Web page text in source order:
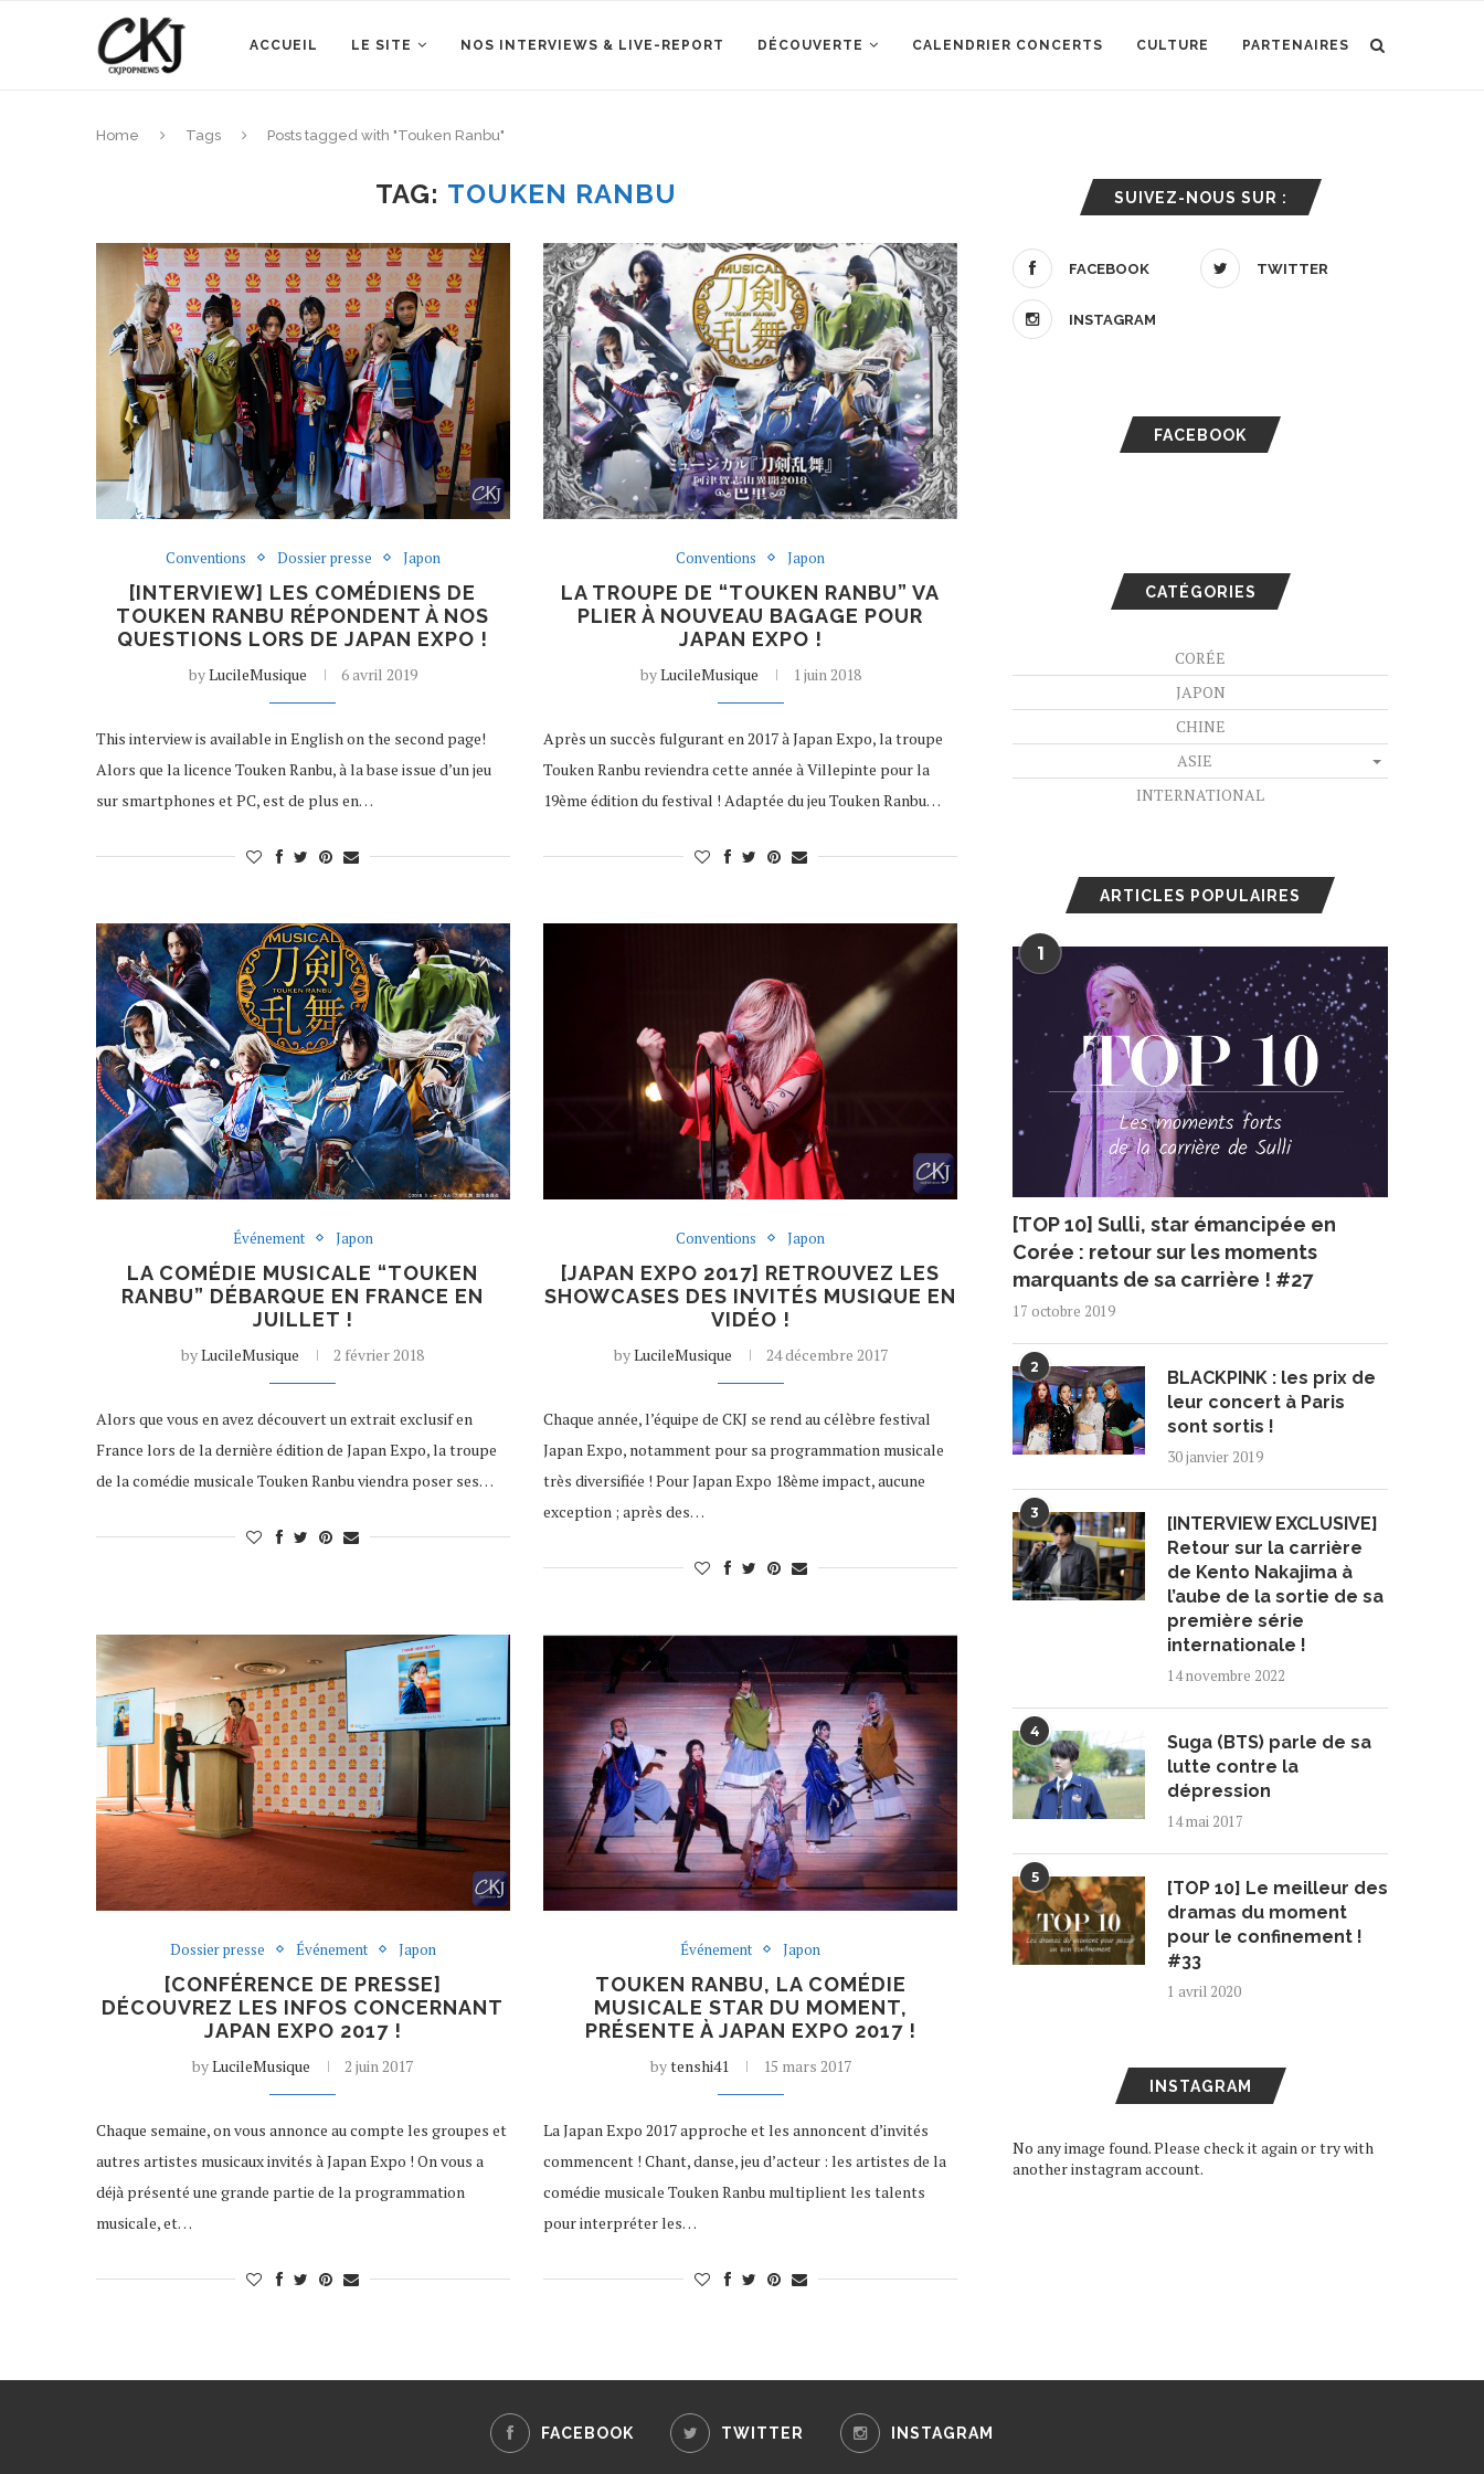
ACCUEIL LE SITE NOS INTERVIEWS & LIVE-REPORT DÉCOUVERTE CALENDRIER CONCERTS CULTURE PARTENAIRES
Home Tags Posts tagged with "Touken Ranbu"
TAG: TOUKEN RANBU
Conventions Dossier presse Japon
[INTERVIEW] LES COMÉDIENS DE
TOUKEN RANBU RÉPONDENT À NOS
QUESTIONS LORS DE JAPAN EXPO !
byLucileMusique 6 avril 2019
This interview is available in English on the second page!
Alors que la licence Touken Ranbu, à la base issue d’un jeu
sur smartphones et PC, est de plus en…
Conventions Japon
LA TROUPE DE “TOUKEN RANBU” VA
PLIER À NOUVEAU BAGAGE POUR
JAPAN EXPO !
byLucileMusique 1 juin 2018
Après un succès fulgurant en 2017 à Japan Expo, la troupe
Touken Ranbu reviendra cette année à Villepinte pour la
19ème édition du festival ! Adaptée du jeu Touken Ranbu…
Événement Japon
LA COMÉDIE MUSICALE “TOUKEN
RANBU” DÉBARQUE EN FRANCE EN
JUILLET !
byLucileMusique 2 février 2018
Alors que vous en avez découvert un extrait exclusif en
France lors de la dernière édition de Japan Expo, la troupe
de la comédie musicale Touken Ranbu viendra poser ses…
Conventions Japon
[JAPAN EXPO 2017] RETROUVEZ LES
SHOWCASES DES INVITÉS MUSIQUE EN
VIDÉO !
byLucileMusique 24 décembre 2017
Chaque année, l’équipe de CKJ se rend au célèbre festival
Japan Expo, notamment pour sa programmation musicale
très diversifiée ! Pour Japan Expo 18ème impact, aucune
exception ; après des…
Dossier presse Événement Japon
[CONFÉRENCE DE PRESSE]
DÉCOUVREZ LES INFOS CONCERNANT
JAPAN EXPO 2017 !
byLucileMusique 2 juin 2017
Chaque semaine, on vous annonce au compte les groupes et
autres artistes musicaux invités à Japan Expo ! On vous a
déjà présenté une grande partie de la programmation
musicale, et…
Événement Japon
TOUKEN RANBU, LA COMÉDIE
MUSICALE STAR DU MOMENT,
PRÉSENTE À JAPAN EXPO 2017 !
bytenshi41 15 mars 2017
La Japan Expo 2017 approche et les annoncent d’invités
commencent ! Chant, danse, jeu d’acteur : les artistes de la
comédie musicale Touken Ranbu multiplient les talents
pour interpréter les…
SUIVEZ-NOUS SUR :
FACEBOOK TWITTER
INSTAGRAM
FACEBOOK
CATÉGORIES
CORÉE
JAPON
CHINE
ASIE
INTERNATIONAL
ARTICLES POPULAIRES
1
[TOP 10] Sulli, star émancipée en
Corée : retour sur les moments
marquants de sa carrière ! #27
17 octobre 2019
2
BLACKPINK : les prix de
leur concert à Paris
sont sortis !
30 janvier 2019
3
[INTERVIEW EXCLUSIVE]
Retour sur la carrière
de Kento Nakajima à
l’aube de la sortie de sa
première série
internationale !
14 novembre 2022
4
Suga (BTS) parle de sa
lutte contre la
dépression
14 mai 2017
5
[TOP 10] Le meilleur des
dramas du moment
pour le confinement !
#33
1 avril 2020
INSTAGRAM
No any image found. Please check it again or try with
another instagram account.
FACEBOOK TWITTER INSTAGRAM